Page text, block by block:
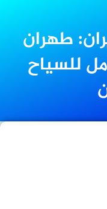
طهران
للسياح